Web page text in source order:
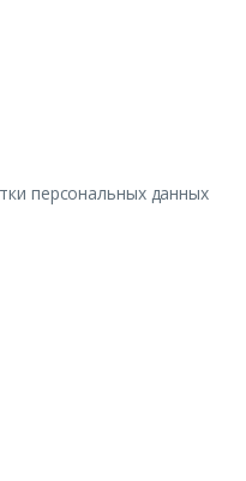
персональных данных